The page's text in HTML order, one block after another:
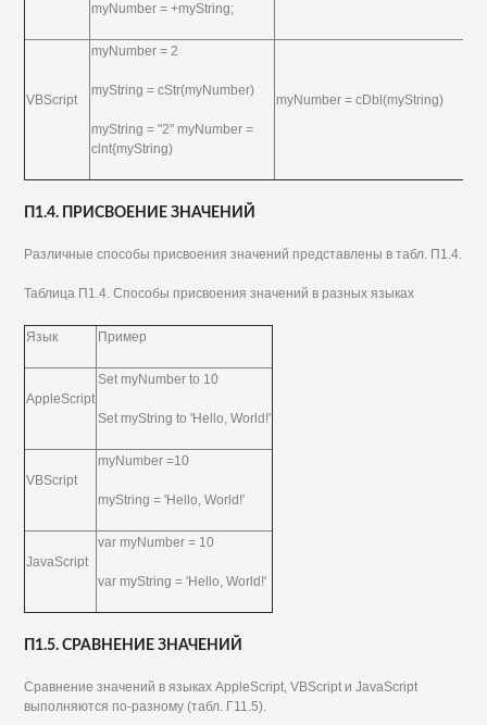
myNumber = +myString;
VBScript
myNumber = 2
myString = cStr(myNumber)
myString = "2" myNumber =
clnt{myString)
myNumber = cDbl(myString)
П1.4. ПРИСВОЕНИЕ ЗНАЧЕНИЙ
Различные способы присвоения значений представлены в табл. П1.4.
Таблица П1.4. Способы присвоения значений в разных языках
Язык Пример
AppleScript
Set myNumber to 10
Set myString to 'Hello, World!'
VBScript
myNumber =10
myString = 'Hello, World!'
JavaScript
var myNumber = 10
var myString = 'Hello, World!'
П1.5. СРАВНЕНИЕ ЗНАЧЕНИЙ
Сравнение значений в языках AppleScript, VBScript и JavaScript
выполняются по-разному (табл. Г11.5).